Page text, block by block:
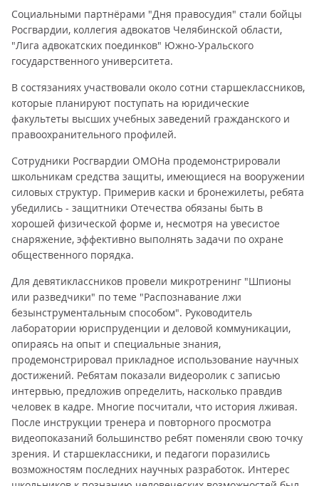
Социальными партнёрами "Дня правосудия" стали бойцы
Росгвардии, коллегия адвокатов Челябинской области,
"Лига адвокатских поединков" Южно-Уральского
государственного университета.
В состязаниях участвовали около сотни старшеклассников,
которые планируют поступать на юридические
факультеты высших учебных заведений гражданского и
правоохранительного профилей.
Сотрудники Росгвардии ОМОНа продемонстрировали
школьникам средства защиты, имеющиеся на вооружении
силовых структур. Примерив каски и бронежилеты, ребята
убедились - защитники Отечества обязаны быть в
хорошей физической форме и, несмотря на увесистое
снаряжение, эффективно выполнять задачи по охране
общественного порядка.
Для девятиклассников провели микротренинг "Шпионы
или разведчики" по теме "Распознавание лжи
безынструментальным способом". Руководитель
лаборатории юриспруденции и деловой коммуникации,
опираясь на опыт и специальные знания,
продемонстрировал прикладное использование научных
достижений. Ребятам показали видеоролик с записью
интервью, предложив определить, насколько правдив
человек в кадре. Многие посчитали, что история лживая.
После инструкции тренера и повторного просмотра
видеопоказаний большинство ребят поменяли свою точку
зрения. И старшеклассники, и педагоги поразились
возможностям последних научных разработок. Интерес